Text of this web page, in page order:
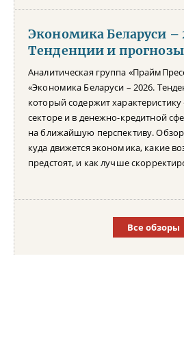
Экономика Беларуси –
Тенденции и прогнозы
Аналитическая группа
«Экономика Беларуси – 2026.
который содержит
секторе и в денежно-кредитной
на ближайшую перспективу.
куда движется экономика, какие
предстоят, и как лучше
Все обзоры